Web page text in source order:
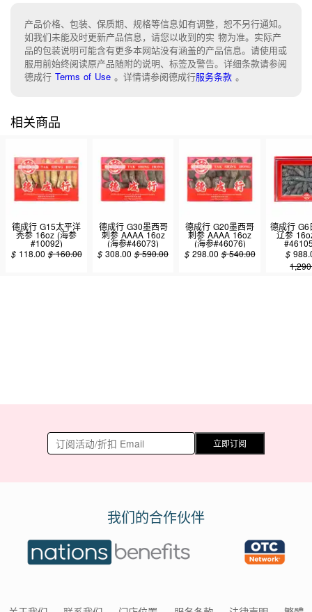
产品价格、包装、保质期、规格等信息如有调整，恕不另行通知。
如我们未能及时更新产品信息，请您以收到的实 物为准。实际产
品的包装说明可能含有更多本网站没有涵盖的产品信息。请使用或
服用前始终阅读原产品随附的说明、标签及警告。详细条款请参阅
德成行 Terms of Use 。 详情请参阅德成行服务条款 。
相关商品
德成行 G15太平洋
秃参 16oz (海参
#10092)
$ 118.00 $160.00
德成行 G30墨西哥
刺参 AAAA 16oz
(海参#46073)
$308.00 $590.00
德成行 G20墨西哥
刺参 AAAA 16oz
(海参#46076)
$ 298.00 $540.00
德成行 G6
辽参
$
立即订阅
我们的合作伙伴